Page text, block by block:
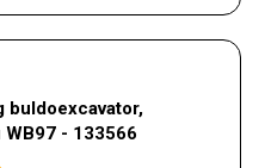
buldoexcavator,
WB97 - 133566